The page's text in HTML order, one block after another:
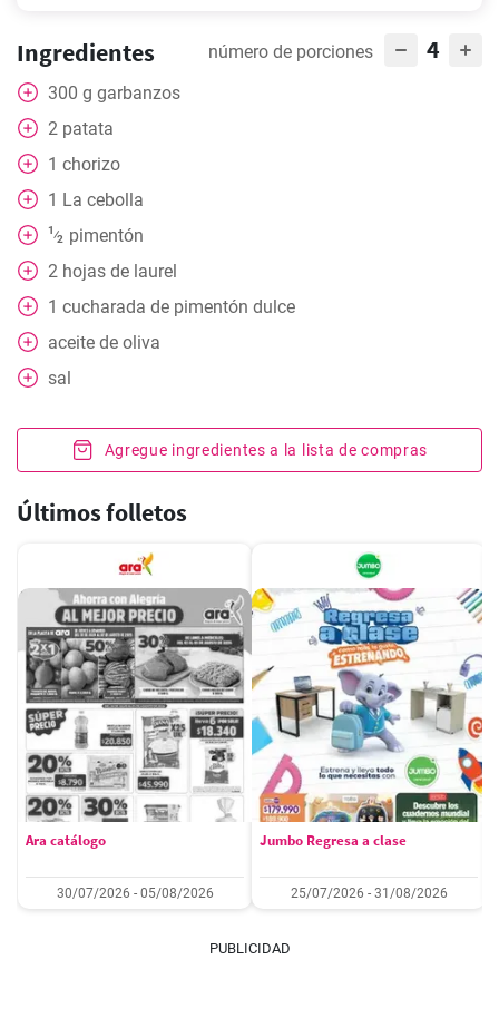
Ingredientes número de porciones 4
300 g garbanzos
2 patata
1 chorizo
1 La cebolla
1⁄2
pimentón
2 hojas de laurel
1 cucharada de pimentón dulce
aceite de oliva
sal
Agregue ingredientes a la lista de compras
Últimos folletos
Ara catálogo
30/07/2026 - 05/08/2026
Jumbo Regresa a clase
25/07/2026 - 31/08/2026
PUBLICIDAD